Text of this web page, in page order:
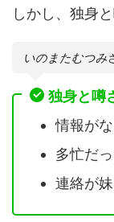
しかし、独身
いのまたむつみ
独身と噂
情報が
多忙だ
連絡が